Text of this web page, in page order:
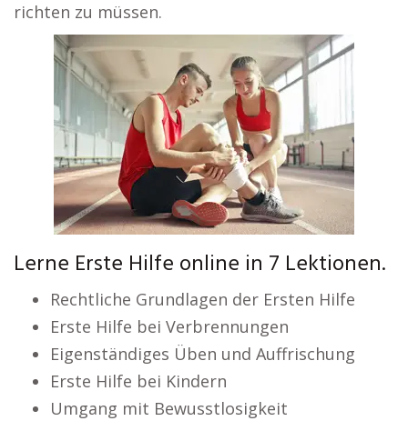
richten zu müssen.
Lerne Erste Hilfe online in 7 Lektionen.
Rechtliche Grundlagen der Ersten Hilfe
Erste Hilfe bei Verbrennungen
Eigenständiges Üben und Auffrischung
Erste Hilfe bei Kindern
Umgang mit Bewusstlosigkeit